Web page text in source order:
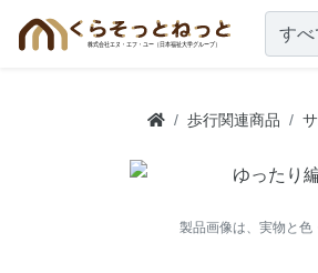
すべ
歩行関連商品
製品画像は、実物と色